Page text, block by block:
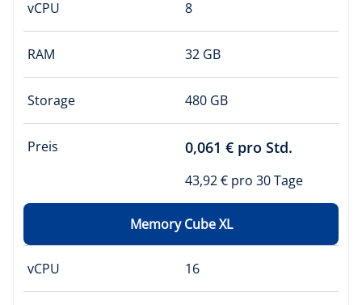
vCPU 8
RAM 32 GB
Storage 480 GB
Preis 0,061 € pro Std.
43,92 € pro 30 Tage
Memory Cube XL
vCPU 16